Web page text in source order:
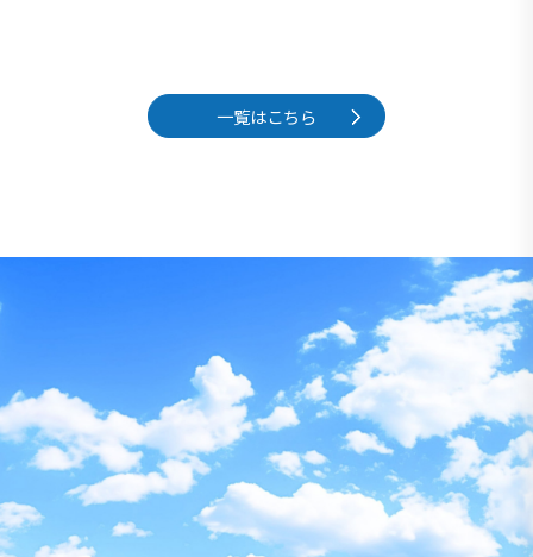
一覧はこちら